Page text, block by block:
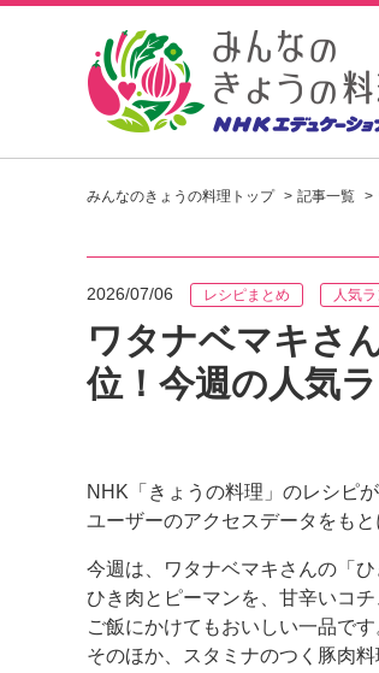
みんなのきょうの料理トップ 記事一覧
2026/07/06 レシピまとめ 人気
ワタナベマキさ
位！今週の人気
NHK「きょうの料理」のレシピ
ユーザーのアクセスデータをも
今週は、ワタナベマキさんの「
ひき肉とピーマンを、甘辛いコ
ご飯にかけてもおいしい一品です
そのほか、スタミナのつく豚肉